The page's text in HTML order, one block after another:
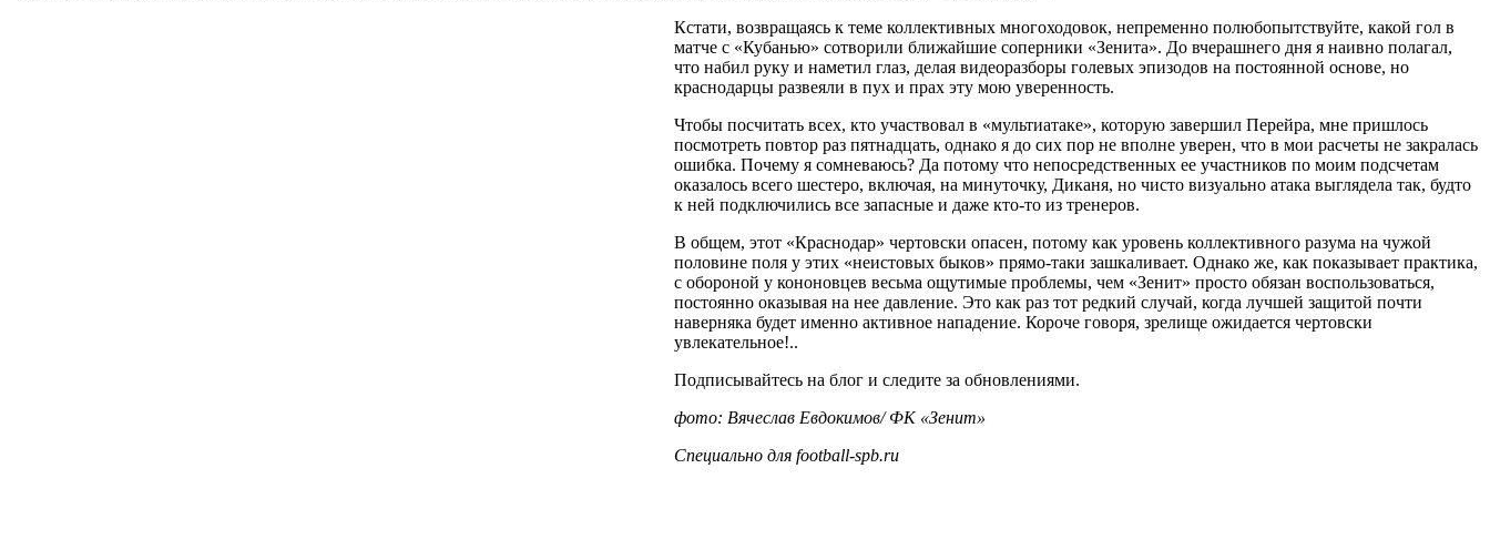
Кстати, возвращаясь к теме коллективных многоходовок, непременно полюбопытствуйте, какой гол в
матче с «Кубанью» сотворили ближайшие соперники «Зенита». До вчерашнего дня я наивно полагал,
что набил руку и наметил глаз, делая видеоразборы голевых эпизодов на постоянной основе, но
краснодарцы развеяли в пух и прах эту мою уверенность.
Чтобы посчитать всех, кто участвовал в «мультиатаке», которую завершил Перейра, мне пришлось
посмотреть повтор раз пятнадцать, однако я до сих пор не вполне уверен, что в мои расчеты не закралась
ошибка. Почему я сомневаюсь? Да потому что непосредственных ее участников по моим подсчетам
оказалось всего шестеро, включая, на минуточку, Диканя, но чисто визуально атака выглядела так, будто
к ней подключились все запасные и даже кто-то из тренеров.
В общем, этот «Краснодар» чертовски опасен, потому как уровень коллективного разума на чужой
половине поля у этих «неистовых быков» прямо-таки зашкаливает. Однако же, как показывает практика,
с обороной у кононовцев весьма ощутимые проблемы, чем «Зенит» просто обязан воспользоваться,
постоянно оказывая на нее давление. Это как раз тот редкий случай, когда лучшей защитой почти
наверняка будет именно активное нападение. Короче говоря, зрелище ожидается чертовски
увлекательное!..
Подписывайтесь на блог и следите за обновлениями.
фото: Вячеслав Евдокимов/ ФК «Зенит»
Специально для football-spb.ru